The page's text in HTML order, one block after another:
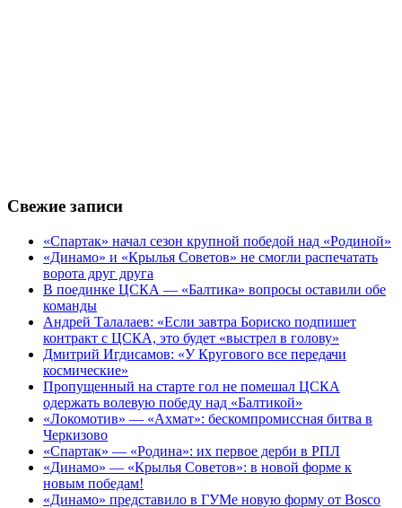
Свежие записи
«Спартак» начал сезон крупной победой над «Родиной»
«Динамо» и «Крылья Советов» не смогли распечатать
ворота друг друга
В поединке ЦСКА — «Балтика» вопросы оставили обе
команды
Андрей Талалаев: «Если завтра Бориско подпишет
контракт с ЦСКА, это будет «выстрел в голову»
Дмитрий Игдисамов: «У Кругового все передачи
космические»
Пропущенный на старте гол не помешал ЦСКА
одержать волевую победу над «Балтикой»
«Локомотив» — «Ахмат»: бескомпромиссная битва в
Черкизово
«Спартак» — «Родина»: их первое дерби в РПЛ
«Динамо» — «Крылья Советов»: в новой форме к
новым победам!
«Динамо» представило в ГУМе новую форму от Bosco